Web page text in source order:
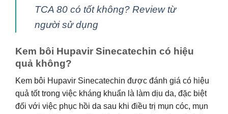
TCA 80 có tốt không? Review từ
người sử dụng
Kem bôi Hupavir Sinecatechin có hiệu
quả không?
Kem bôi Hupavir Sinecatechin được đánh giá có hiệu
quả tốt trong việc kháng khuẩn là làm dịu da, đặc biệt
đối với việc phục hồi da sau khi điều trị mụn cóc, mụn